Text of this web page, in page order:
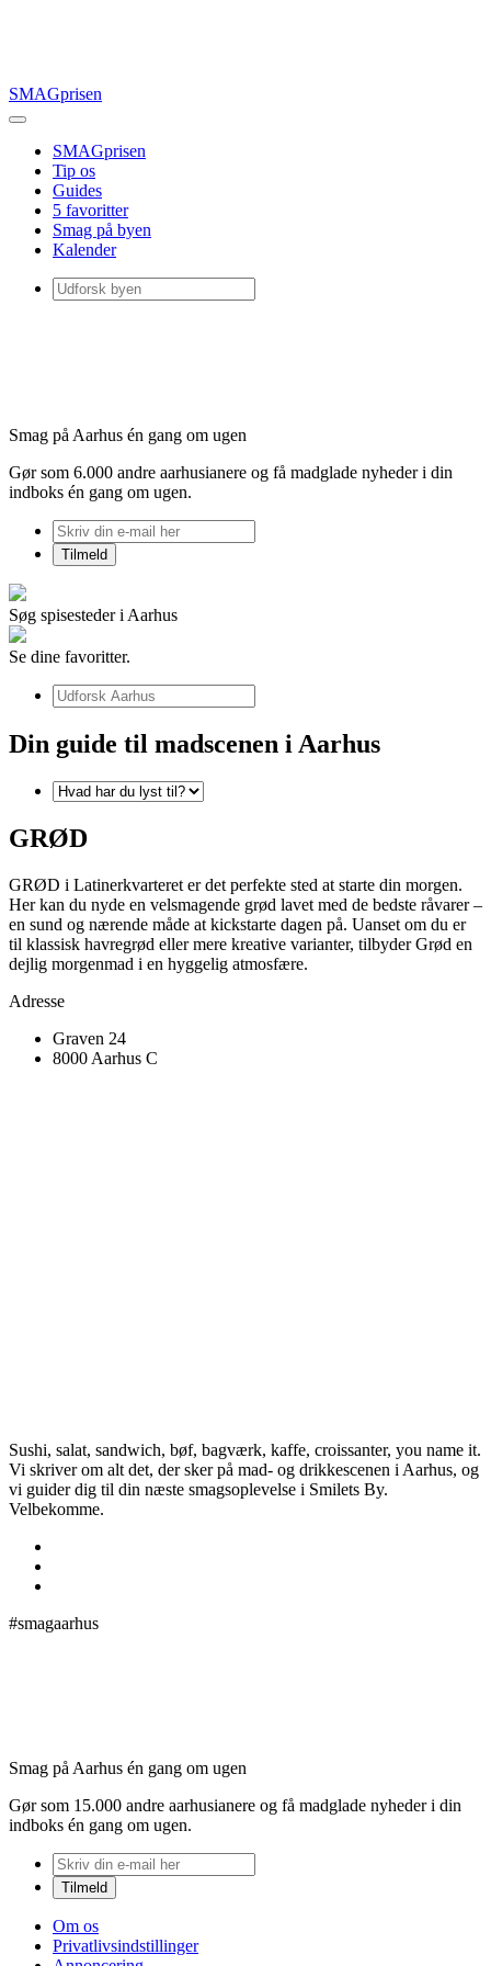
SMAGprisen
SMAGprisen
Tip os
Guides
5 favoritter
Smag på byen
Kalender
Smag på Aarhus én gang om ugen
Gør som 6.000 andre aarhusianere og få madglade nyheder i din
indboks én gang om ugen.
Søg spisesteder i Aarhus
Se dine favoritter.
Din guide til madscenen i Aarhus
GRØD
GRØD i Latinerkvarteret er det perfekte sted at starte din morgen.
Her kan du nyde en velsmagende grød lavet med de bedste råvarer –
en sund og nærende måde at kickstarte dagen på. Uanset om du er
til klassisk havregrød eller mere kreative varianter, tilbyder Grød en
dejlig morgenmad i en hyggelig atmosfære.
Adresse
Graven 24
8000 Aarhus C
Sushi, salat, sandwich, bøf, bagværk, kaffe, croissanter, you name it.
Vi skriver om alt det, der sker på mad- og drikkescenen i Aarhus, og
vi guider dig til din næste smagsoplevelse i Smilets By.
Velbekomme.
#smagaarhus
Smag på Aarhus én gang om ugen
Gør som 15.000 andre aarhusianere og få madglade nyheder i din
indboks én gang om ugen.
Om os
Privatlivsindstillinger